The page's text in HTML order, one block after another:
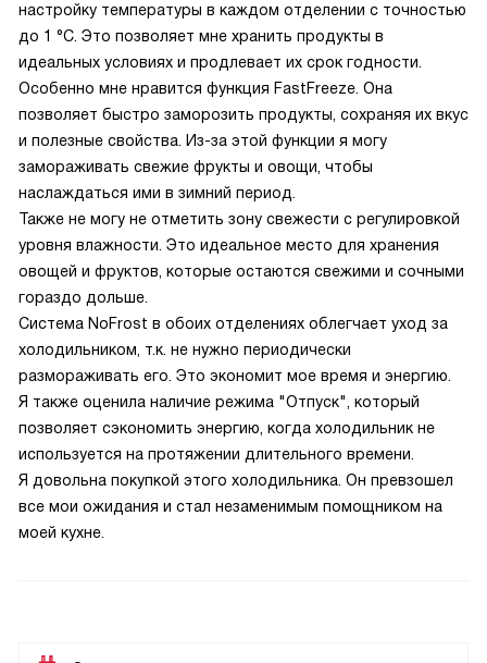
настройку температуры в каждом отделении с точностью
до 1 °С. Это позволяет мне хранить продукты в
идеальных условиях и продлевает их срок годности.
Особенно мне нравится функция FastFreeze. Она
позволяет быстро заморозить продукты, сохраняя их вкус
и полезные свойства. Из-за этой функции я могу
замораживать свежие фрукты и овощи, чтобы
наслаждаться ими в зимний период.
Также не могу не отметить зону свежести с регулировкой
уровня влажности. Это идеальное место для хранения
овощей и фруктов, которые остаются свежими и сочными
гораздо дольше.
Система NoFrost в обоих отделениях облегчает уход за
холодильником, т.к. не нужно периодически
размораживать его. Это экономит мое время и энергию.
Я также оценила наличие режима "Отпуск", который
позволяет сэкономить энергию, когда холодильник не
используется на протяжении длительного времени.
Я довольна покупкой этого холодильника. Он превзошел
все мои ожидания и стал незаменимым помощником на
моей кухне.